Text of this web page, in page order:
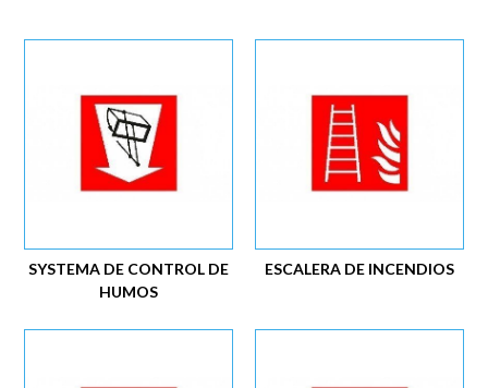
ESCALERA DE INCENDIOS
SYSTEMA DE CONTROL DE
HUMOS